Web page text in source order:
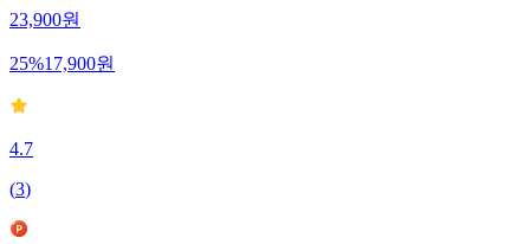
23,900원
25%17,900원
4.7
(3)